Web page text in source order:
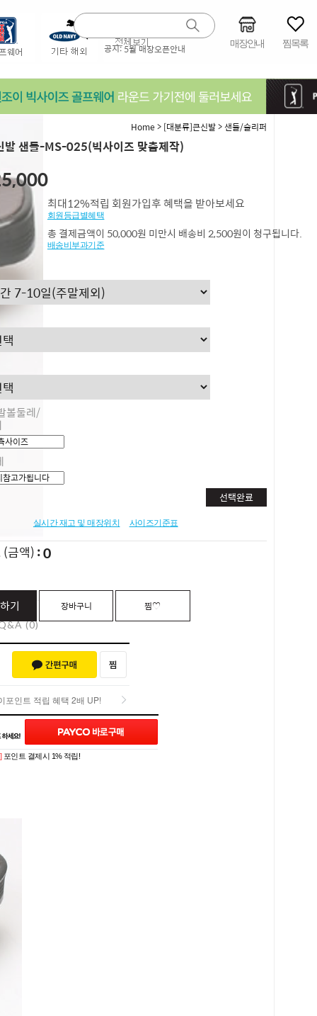
공지:5월 매장오픈안내 매장안내 찜목록
Home> [대분류]큰신발>샌들/슬리퍼
발 샌들-MS-025(빅사이즈 맞춤제작)
최대12%적립 회원가입후 혜택을 받아보세요
회원등급별혜택
총 결제금액이 50,000원 미만시 배송비 2,500원이 청구됩니다.
배송비부과기준
볼둘레/
선택완료
실시간 재고 및 매장위치 사이즈기준표
(금액) 0
기 장바구니 찜♡
포인트 적립 혜택 2배 UP!
포인트 적립 혜택 2배 UP!
포인트 결제시 1% 적립!
(0)